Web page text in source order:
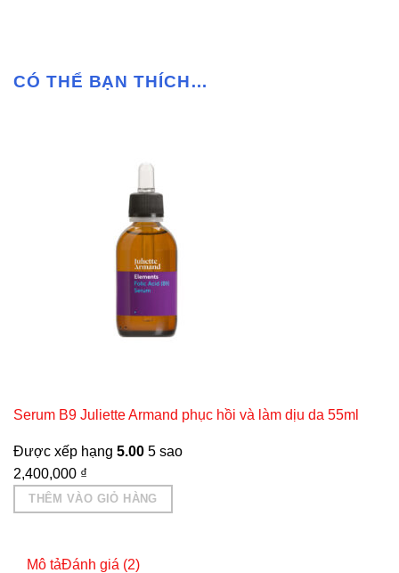
CÓ THỂ BẠN THÍCH…
Serum B9 Juliette Armand phục hồi và làm dịu da 55ml
Được xếp hạng 5.005 sao
2,400,000 ₫
THÊM VÀO GIỎ HÀNG
Mô tảĐánh giá (2)